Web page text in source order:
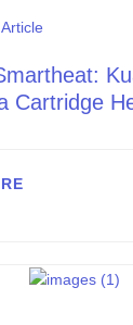
Article
Cartridge